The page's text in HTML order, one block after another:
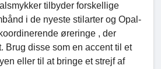
tilbyder forskellige
i de nyeste stilarter og Opal-
øreringe , der
Brug disse som en accent til et
eller til at bringe et strejf af